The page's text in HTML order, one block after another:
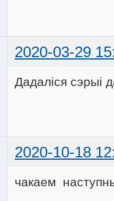
2020-03-29
Дадаліся сэрыі
2020-10-18
чакаем